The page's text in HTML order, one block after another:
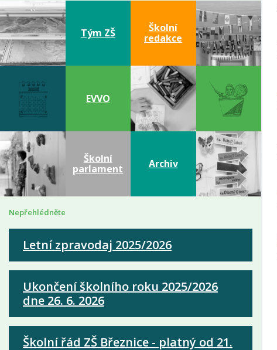
Tým ZŠ
Školní
redakce
EVVO
Školní
parlament
Archiv
Nepřehlédněte
Letní zpravodaj 2025/2026
Ukončení školního roku 2025/2026
dne 26. 6. 2026
Školní řád ZŠ Březnice - platný od 21.